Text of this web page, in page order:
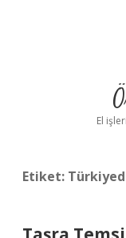
El
Etiket: